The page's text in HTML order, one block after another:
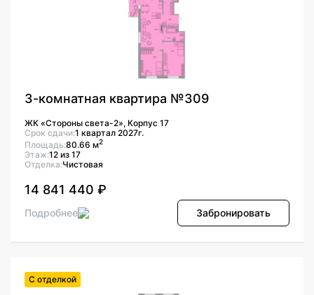
3-комнатная квартира №309
ЖК «Стороны света-2», Корпус 17
Срок сдачи:1 квартал 2027г.
Площадь:80.66 м2
Этаж:12 из 17
Отделка:Чистовая
14 841 440 ₽
Подробнее Забронировать
С отделкой